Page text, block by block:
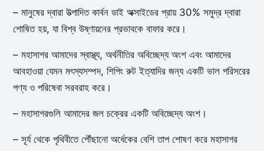
– মানুষের দ্বারা উত্পাদিত কার্বন ডাই অক্সাইডের প্রায় 30% সমুদ্র দ্বারা
শোষিত হয়, যা বিশ্ব উষ্ণায়নের প্রভাবকে বাফার করে।
– মহাসাগর আমাদের স্বাস্থ্য, অর্থনীতির অবিচ্ছেদ্য অংশ এবং আমাদের
আবহাওয়া যেমন মৎস্যসম্পদ, শিপিং রুট ইত্যাদির জন্য একটি ভাল পরিসরের
পণ্য ও পরিষেবা সরবরাহ করে।
– মহাসাগরগুলি আমাদের জল চক্রের একটি অবিচ্ছেদ্য অংশ।
– সূর্য থেকে পৃথিবীতে পৌঁছানো অর্ধেকের বেশি তাপ শোষণ করে মহাসাগর